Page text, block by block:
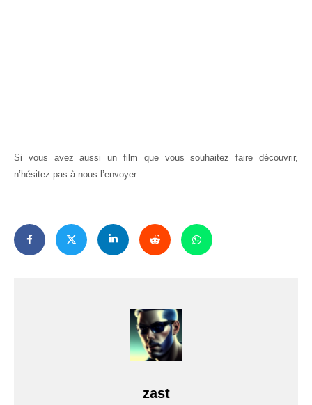
Si vous avez aussi un film que vous souhaitez faire découvrir,
n’hésitez pas à nous l’envoyer….
zast